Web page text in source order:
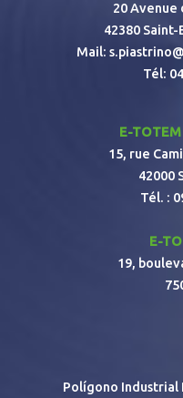
20 Avenue
42380
Mail:
Tél:
E-TOTEM
15, rue
42000
Tél. :
E-
19,
Polígono Industrial